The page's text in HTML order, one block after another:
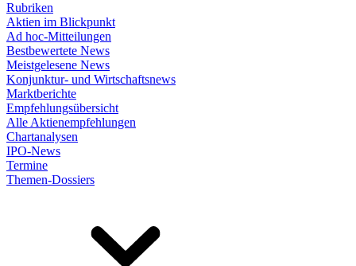
Rubriken
Aktien im Blickpunkt
Ad hoc-Mitteilungen
Bestbewertete News
Meistgelesene News
Konjunktur- und Wirtschaftsnews
Marktberichte
Empfehlungsübersicht
Alle Aktienempfehlungen
Chartanalysen
IPO-News
Termine
Themen-Dossiers